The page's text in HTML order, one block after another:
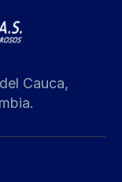
Cauca,